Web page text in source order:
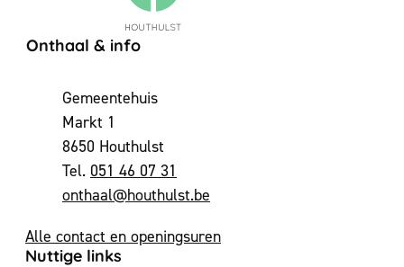
Contact & openingsuren
Onthaal & info
AdresGemeentehuis
Markt 1
,8650 Houthulst
051 46 07 31
E-mailonthaal@houthulst.be
Alle contact en openingsuren
Nuttige links